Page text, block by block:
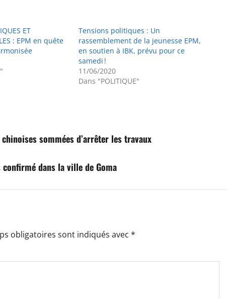
ET
: EPM en quête
Tensions politiques : Un
rassemblement de la jeunesse EPM,
en soutien à IBK, prévu pour ce
samedi !
11/06/2020
Dans "POLITIQUE"
sommées d’arrêter les travaux
confirmé dans la ville de Goma
obligatoires sont indiqués avec *